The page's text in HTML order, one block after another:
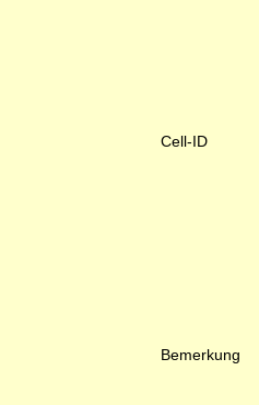
Cell-ID
Bemerkung